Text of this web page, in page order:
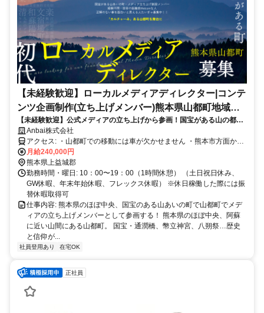
【未経験歓迎】ローカルメディアディレクター|コンテ
ンツ企画制作(立ち上げメンバー)熊本県山都町地域お
こし協隊
【未経験歓迎】公式メディアの立ち上げから参画！国宝がある山の都の
初代ローカルメディアディレクターを募集。企画・取材・撮影・編集を
一緒につくっていく仲間を探しています。
Anbai株式会社
アクセス: ・山都町での移動には車が欠かせません ・熊本市方面から
は九州中央自動車道の無料区間を利用でき、山間の町でありながら熊
本市と行き来しやすい環境です ・車通勤（マイカー通勤）が基本で
す
月給240,000円
熊本県上益城郡
勤務時間・曜日: 10：00〜19：00（1時間休憩） （土日祝日休み、
GW休暇、年末年始休暇、フレックス休暇） ※休日稼働した際には振
替休暇取得可
仕事内容: 熊本県のほぼ中央、国宝のある山あいの町で山都町でメデ
ィアの立ち上げメンバーとして参画する！ 熊本県のほぼ中央、阿蘇
に近い山間にある山都町。 国宝・通潤橋、幣立神宮、八朔祭…歴史
と信仰が...
社員登用あり 在宅OK
正社員